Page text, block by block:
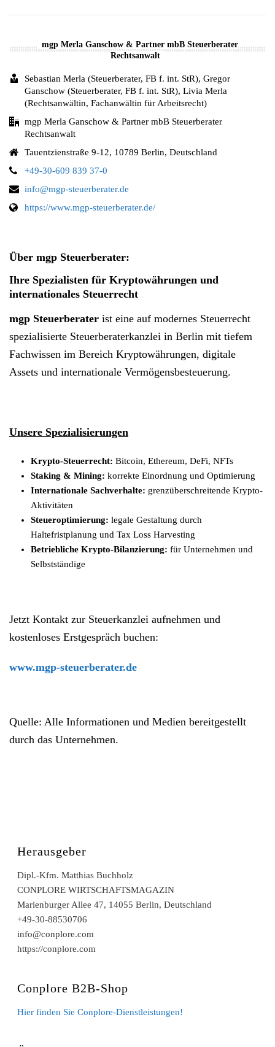
mgp Merla Ganschow & Partner mbB Steuerberater
Rechtsanwalt
Sebastian Merla (Steuerberater, FB f. int. StR), Gregor
Ganschow (Steuerberater, FB f. int. StR), Livia Merla
(Rechtsanwältin, Fachanwältin für Arbeitsrecht)
mgp Merla Ganschow & Partner mbB Steuerberater
Rechtsanwalt
Tauentzienstraße 9-12, 10789 Berlin, Deutschland
+49-30-609 839 37-0
info@mgp-steuerberater.de
https://www.mgp-steuerberater.de/
Über mgp Steuerberater:
Ihre Spezialisten für Kryptowährungen und
internationales Steuerrecht
mgp Steuerberater ist eine auf modernes Steuerrecht
spezialisierte Steuerberaterkanzlei in Berlin mit tiefem
Fachwissen im Bereich Kryptowährungen, digitale
Assets und internationale Vermögensbesteuerung.
Unsere Spezialisierungen
Krypto-Steuerrecht: Bitcoin, Ethereum, DeFi, NFTs
Staking & Mining: korrekte Einordnung und Optimierung
Internationale Sachverhalte: grenzüberschreitende Krypto-
Aktivitäten
Steueroptimierung: legale Gestaltung durch
Haltefristplanung und Tax Loss Harvesting
Betriebliche Krypto-Bilanzierung: für Unternehmen und
Selbstständige
Jetzt Kontakt zur Steuerkanzlei aufnehmen und
kostenloses Erstgespräch buchen:
www.mgp-steuerberater.de
Quelle: Alle Informationen und Medien bereitgestellt
durch das Unternehmen.
Herausgeber
Dipl.-Kfm. Matthias Buchholz
CONPLORE WIRTSCHAFTSMAGAZIN
Marienburger Allee 47, 14055 Berlin, Deutschland
+49-30-88530706
info@conplore.com
https://conplore.com
Conplore B2B-Shop
Hier finden Sie Conplore-Dienstleistungen!